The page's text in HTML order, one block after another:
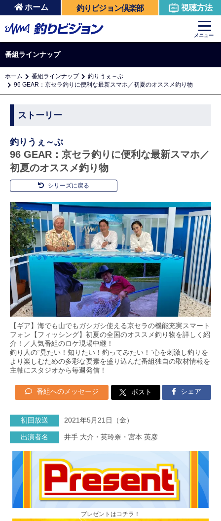
ホーム 釣りビジョン倶楽部 視聴方法
メニュー
番組ラインナップ
ホーム 番組ラインナップ
釣りうぇ～ぶ
96 GEAR：京セラ釣りに便利な最新スマホ／初夏のオススメ釣り物
ストーリー
釣りうぇ～ぶ
96 GEAR：京セラ釣りに便利な最新スマホ／
初夏のオススメ釣り物
シリーズに戻る
【ギア】海でも山でもガシガシ使える京セラの機能充実スマート
フォン【フィッシング】初夏の全国のオススメ釣り物を詳しく紹
介！／人気番組のロケ現場中継！
釣り人の“見たい！知りたい！釣ってみたい！”心を刺激し釣りを
より楽しむための多彩な要素を盛り込んだ番組独自の取材情報を
主軸にスタジオから毎週発信！
番組へのメッセージ ポスト シェア
初回放送 2021年5月21日（金）
出演者名 井手 大介・英玲奈・宮本 英彦
プレゼントはコチラ！